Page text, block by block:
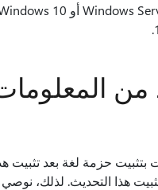
من
بتثبيت حزمة لغة بعد تثبيت
هذا التحديث. لذلك،